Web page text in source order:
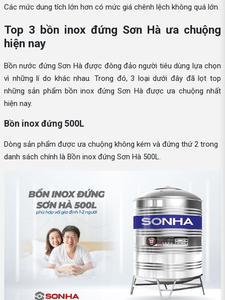
Các mức dung tích lớn hơn có mức giá chênh lệch không quá lớn.
Top 3 bồn inox đứng Sơn Hà ưa chuộng
hiện nay
Bồn nước đứng Sơn Hà được đông đảo người tiêu dùng lựa chọn
vì những lí do khác nhau. Trong đó, 3 loại dưới đây đã lọt top
những sản phẩm bồn inox đứng Sơn Hà được ưa chuộng nhất
hiện nay.
Bồn inox đứng 500L
Dòng sản phẩm được ưa chuộng không kém và đứng thứ 2 trong
danh sách chính là Bồn inox đứng Sơn Hà 500L.